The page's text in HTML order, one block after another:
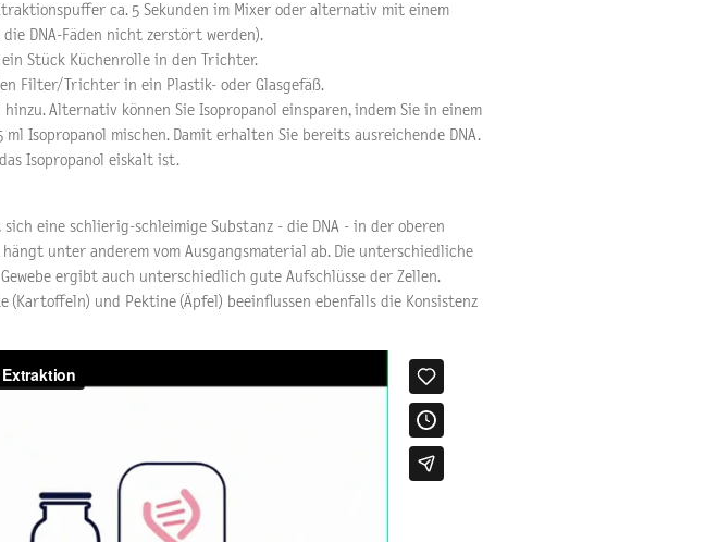
ca. 5 Sekunden im Mixer oder alternativ mit einem
DNA-Fäden nicht zerstört werden).
Stück Küchenrolle in den Trichter.
Filter/Trichter in ein Plastik- oder Glasgefäß.
hinzu. Alternativ können Sie Isopropanol einsparen, indem Sie in einem
Isopropanol mischen. Damit erhalten Sie bereits ausreichende DNA.
Isopropanol eiskalt ist.
eine schlierig-schleimige Substanz - die DNA - in der oberen
unter anderem vom Ausgangsmaterial ab. Die unterschiedliche
ergibt auch unterschiedlich gute Aufschlüsse der Zellen.
(Kartoffeln) und Pektine (Äpfel) beeinflussen ebenfalls die Konsistenz